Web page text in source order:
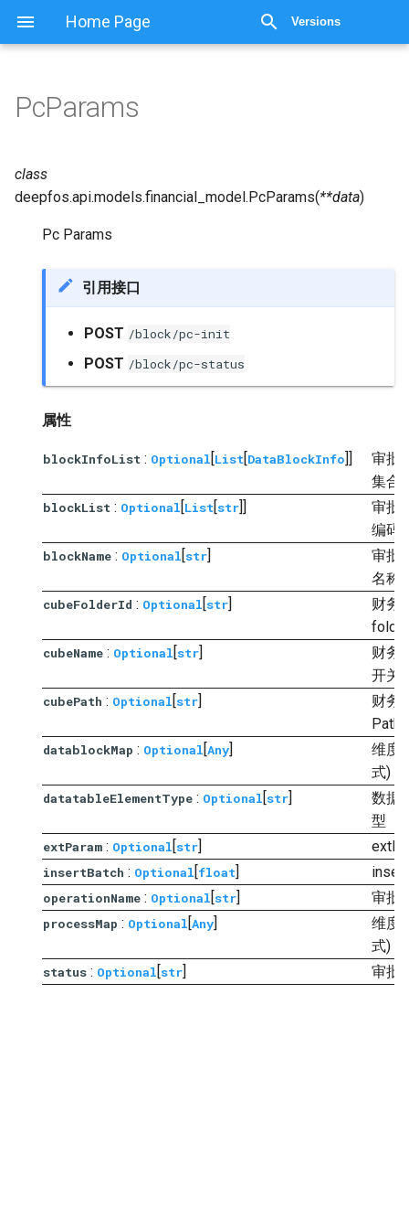
Home Page Versions
PcParams
class
deepfos.api.models.financial_model.PcParams(**data)
Pc Params
引用接口
POST /block/pc-init
POST /block/pc-status
属性
blockInfoList : Optional[List[DataBlockInfo]]
审批
集合
blockList : Optional[List[str]]
审批
编码
blockName : Optional[str]
审批
名称
cubeFolderId : Optional[str]
财务
cubeName : Optional[str]
财务
开关
cubePath : Optional[str]
财务
Path
datablockMap : Optional[Any]
维度
式)
datatableElementType : Optional[str]
数据
型
extParam : Optional[str]
insertBatch : Optional[float]
operationName : Optional[str] 审批
processMap : Optional[Any]
维度
式)
status : Optional[str] 审批